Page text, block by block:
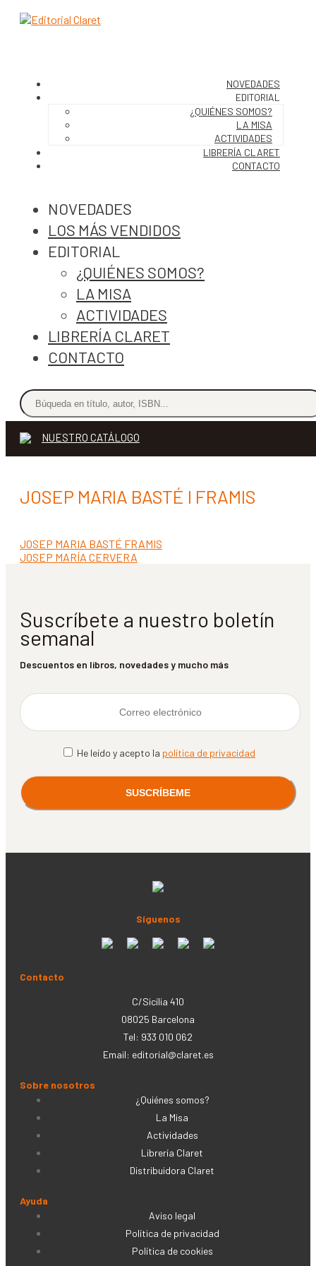
NOVEDADES
EDITORIAL
¿QUIÉNES SOMOS?
LA MISA
ACTIVIDADES
LIBRERÍA CLARET
CONTACTO
NOVEDADES
LOS MÁS VENDIDOS
EDITORIAL
¿QUIÉNES SOMOS?
LA MISA
ACTIVIDADES
LIBRERÍA CLARET
CONTACTO
NUESTRO CATÁLOGO
JOSEP MARIA BASTÉ I FRAMIS
Navegación
de
Anterior:
JOSEP MARIA BASTÉ FRAMIS
Siguiente:
JOSEP MARÍA CERVERA
Suscríbete a nuestro boletín
semanal
Descuentos en libros, novedades y mucho más
He leído y acepto la política de privacidad
Síguenos
Contacto
C/Sicília 410
08025 Barcelona
Tel: 933 010 062
Email: editorial@claret.es
Sobre nosotros
¿Quiénes somos?
La Misa
Actividades
Librería Claret
Distribuidora Claret
Ayuda
Aviso legal
Política de privacidad
Política de cookies